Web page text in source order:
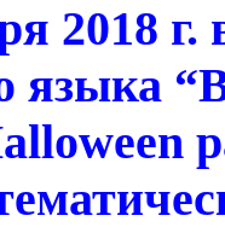
2018 г.
языка